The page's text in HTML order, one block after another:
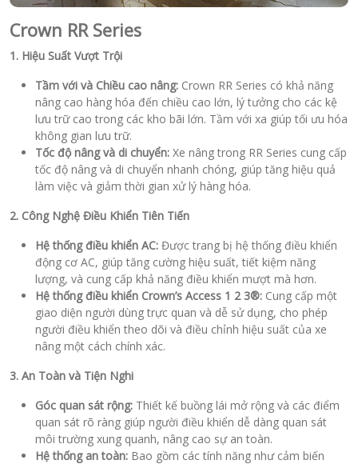
Crown RR Series
1. Hiệu Suất Vượt Trội
Tầm với và Chiều cao nâng: Crown RR Series có khả năng
nâng cao hàng hóa đến chiều cao lớn, lý tưởng cho các kệ
lưu trữ cao trong các kho bãi lớn. Tầm với xa giúp tối ưu hóa
không gian lưu trữ.
Tốc độ nâng và di chuyển: Xe nâng trong RR Series cung cấp
tốc độ nâng và di chuyển nhanh chóng, giúp tăng hiệu quả
làm việc và giảm thời gian xử lý hàng hóa.
2. Công Nghệ Điều Khiển Tiên Tiến
Hệ thống điều khiển AC: Được trang bị hệ thống điều khiển
động cơ AC, giúp tăng cường hiệu suất, tiết kiệm năng
lượng, và cung cấp khả năng điều khiển mượt mà hơn.
Hệ thống điều khiển Crown’s Access 1 2 3®: Cung cấp một
giao diện người dùng trực quan và dễ sử dụng, cho phép
người điều khiển theo dõi và điều chỉnh hiệu suất của xe
nâng một cách chính xác.
3. An Toàn và Tiện Nghi
Góc quan sát rộng: Thiết kế buồng lái mở rộng và các điểm
quan sát rõ ràng giúp người điều khiển dễ dàng quan sát
môi trường xung quanh, nâng cao sự an toàn.
Hệ thống an toàn: Bao gồm các tính năng như cảm biến